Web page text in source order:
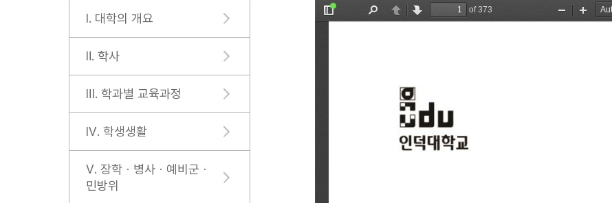
Ⅰ. 대학의 개요
Ⅱ. 학사
Ⅲ. 학과별 교육과정
Ⅳ. 학생생활
Ⅴ. 장학ㆍ병사ㆍ예비군ㆍ
민방위